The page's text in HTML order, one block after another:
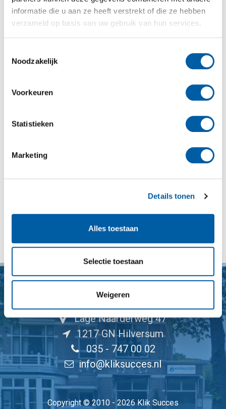
informatie die u aan ze heeft verstrekt of die ze hebben
verzameld op basis van uw gebruik van hun services.
Noodzakelijk
Voorkeuren
Statistieken
Marketing
Details tonen
Alles toestaan
Selectie toestaan
Weigeren
uw scherm).
Klik onder ‘Weergave’ op ‘E-commerce-instellingen’
Stap 3
De status staat nu op ‘Uit’. Klik deze aan zodat deze op
‘Verzenden’.
ook deautocodering instellen
ingeschakeld is kunt u de verkopen via Google Ads
inzien.
« Retargeting lijst instellen
Advertentie komt niet naar voren »
Lage Naarderweg 47
1217 GN Hilversum
035 - 747 00 02
info@kliksucces.nl
Copyright © 2010 - 2026 Klik Succes